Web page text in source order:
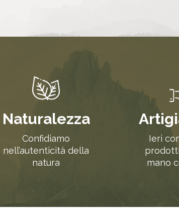
Naturalezza
Confidiamo
nell’autenticità della
natura
Ieri
mano